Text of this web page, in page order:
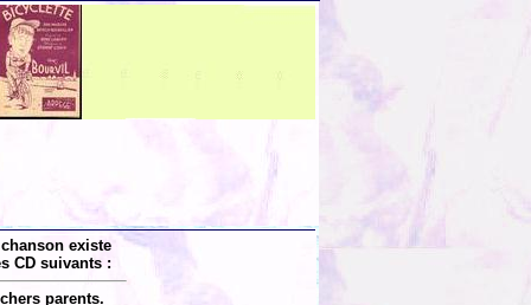
existe
CD suivants :
parents.